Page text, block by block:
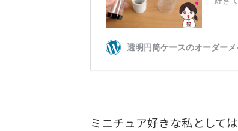
ミニチュア好きな私としては